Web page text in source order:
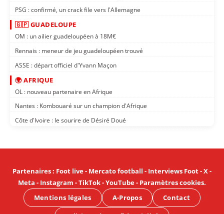
PSG : confirmé, un crack file vers l'Allemagne
🇬🇵 GUADELOUPE
OM : un ailier guadeloupéen à 18M€
Rennais : meneur de jeu guadeloupéen trouvé
ASSE : départ officiel d'Yvann Maçon
🌍 AFRIQUE
OL : nouveau partenaire en Afrique
Nantes : Kombouaré sur un champion d'Afrique
Côte d'Ivoire : le sourire de Désiré Doué
Partenaires: Foot live- Mercato football - Interviews Foot-X-
Meta - Instagram -TikTok-YouTube- Paramètres cookies.
Mentions légales
A-Propos Contact